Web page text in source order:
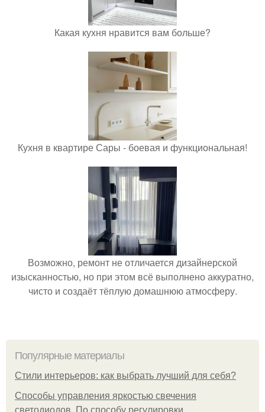
Какая кухня нравится вам больше?
Кухня в квартире Сары - боевая и функциональная!
Возможно, ремонт не отличается дизайнерской
изысканностью, но при этом всё выполнено аккуратно,
чисто и создаёт тёплую домашнюю атмосферу.
Популярные материалы
Стили интерьеров: как выбрать лучший для себя?
Способы управления яркостью свечения